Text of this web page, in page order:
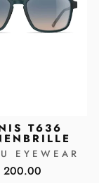
T636
EYEWEAR
200.00